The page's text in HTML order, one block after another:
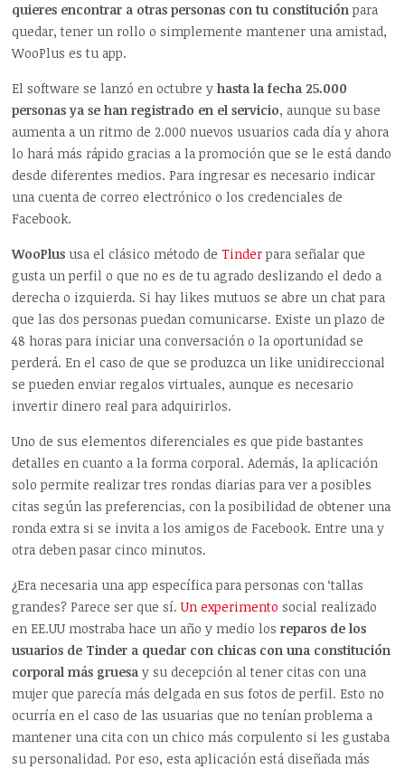
quieres encontrar a otras personas con tu constituciónpara
quedar, tener un rollo o simplemente mantener una amistad,
WooPlus es tu app.
El software se lanzó en octubre yhasta la fecha 25.000
personas ya se han registrado en el servicio, aunque su base
aumenta a un ritmo de 2.000 nuevos usuarios cada día y ahora
lo hará más rápido gracias a la promoción que se le está dando
desde diferentes medios. Para ingresar es necesario indicar
una cuenta de correo electrónico o los credenciales de
Facebook.
WooPlus usa el clásico método de Tinderpara señalar que
gusta un perfil o que no es de tu agrado deslizando el dedo a
derecha o izquierda. Si hay likes mutuos se abre un chat para
que las dos personas puedan comunicarse. Existe un plazo de
48 horas para iniciar una conversación o la oportunidad se
perderá. En el caso de que se produzca un like unidireccional
se pueden enviar regalos virtuales, aunque es necesario
invertir dinero real para adquirirlos.
Uno de sus elementos diferenciales es que pide bastantes
detalles en cuanto a la forma corporal. Además, la aplicación
solo permite realizar tres rondas diarias para ver a posibles
citas según las preferencias, con la posibilidad de obtener una
ronda extra si se invita a los amigos de Facebook. Entre una y
otra deben pasar cinco minutos.
¿Era necesaria una app específica para personas con ‘tallas
grandes? Parece ser que sí.Un experimento social realizado
en EE.UU mostraba hace un año y medio losreparos de los
usuarios de Tinder a quedar con chicas con una constitución
corporal más gruesa y su decepción al tener citas con una
mujer que parecía más delgada en sus fotos de perfil. Esto no
ocurría en el caso de las usuarias que no tenían problema a
mantener una cita con un chico más corpulento si les gustaba
su personalidad. Por eso, esta aplicación está diseñada más